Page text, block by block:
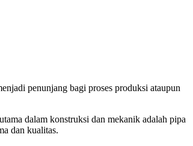
penunjang bagi proses produksi ataupun
dalam konstruksi dan mekanik adalah pipa
dan kualitas.